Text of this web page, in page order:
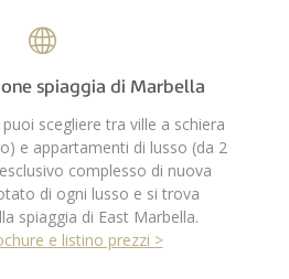
spiaggia di Marbella
scegliere tra ville a schiera
e appartamenti di lusso (da 2
complesso di nuova
di ogni lusso e si trova
spiaggia di East Marbella.
e listino prezzi >